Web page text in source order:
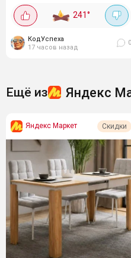
крышкой, чтоб дым не уходил.
удобная, компактная. можно
взять с собой...
241°
КодУспеха
17 часов назад
0
Ещё из Яндекс
Яндекс Маркет Скидки